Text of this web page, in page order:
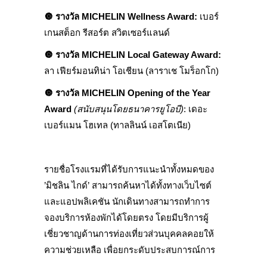
🔘 รางวัล MICHELIN Wellness Award: เบอร์
เกนสต็อก รีสอร์ต สวิตเซอร์แลนด์
🔘 รางวัล MICHELIN Local Gateway Award:
ลา เฟียร์มอนทิน่า โอเชียน (ลาราเช โมร็อกโก)
🔘 รางวัล MICHELIN Opening of the Year
Award (สนับสนุนโดยธนาคารยูโอบี): เดอะ
เบอร์แมน โฮเทล (ทาลลินน์ เอสโตเนีย)
รายชื่อโรงแรมที่ได้รับการแนะนำทั้งหมดของ
’มิชลิน ไกด์’ สามารถค้นหาได้ทั้งทางเว็บไซต์
และแอปพลิเคชัน นักเดินทางสามารถทำการ
จองบริการห้องพักได้โดยตรง โดยมีบริการผู้
เชี่ยวชาญด้านการท่องเที่ยวส่วนบุคคลคอยให้
ความช่วยเหลือ เพื่อยกระดับประสบการณ์การ